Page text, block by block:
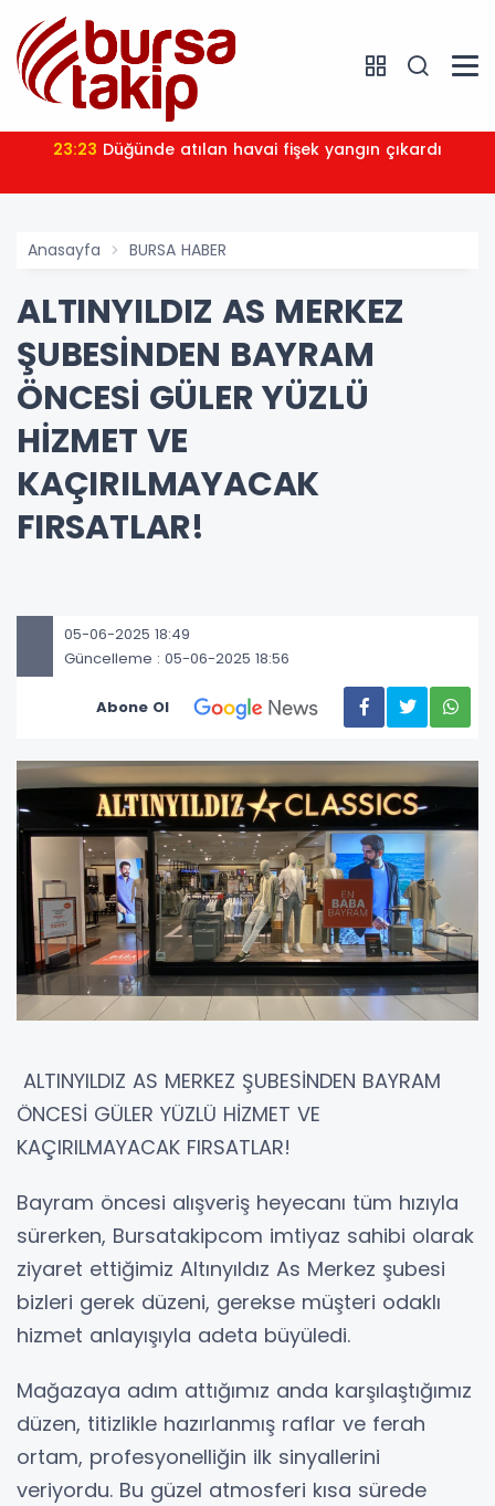
23:23 Düğünde atılan havai fişek yangın çıkardı
Anasayfa BURSA HABER
ALTINYILDIZ AS MERKEZ
ŞUBESİNDEN BAYRAM
ÖNCESİ GÜLER YÜZLÜ
HİZMET VE
KAÇIRILMAYACAK
FIRSATLAR!
05-06-2025 18:49
Güncelleme : 05-06-2025 18:56
Abone Ol
ALTINYILDIZ AS MERKEZ ŞUBESİNDEN BAYRAM
ÖNCESİ GÜLER YÜZLÜ HİZMET VE
KAÇIRILMAYACAK FIRSATLAR!
Bayram öncesi alışveriş heyecanı tüm hızıyla
sürerken, Bursatakipcom imtiyaz sahibi olarak
ziyaret ettiğimiz Altınyıldız As Merkez şubesi
bizleri gerek düzeni, gerekse müşteri odaklı
hizmet anlayışıyla adeta büyüledi.
Mağazaya adım attığımız anda karşılaştığımız
düzen, titizlikle hazırlanmış raflar ve ferah
ortam, profesyonelliğin ilk sinyallerini
veriyordu. Bu güzel atmosferi kısa sürede